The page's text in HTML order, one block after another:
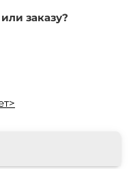
заказу?